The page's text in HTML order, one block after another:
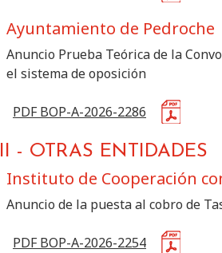
Ayuntamiento de Pedroche
Anuncio Prueba Teórica de la
el sistema de oposición
PDF BOP-A-2026-2286
- OTRAS ENTIDADES
Instituto de Cooperación
Anuncio de la puesta al cobro de
PDF BOP-A-2026-2254